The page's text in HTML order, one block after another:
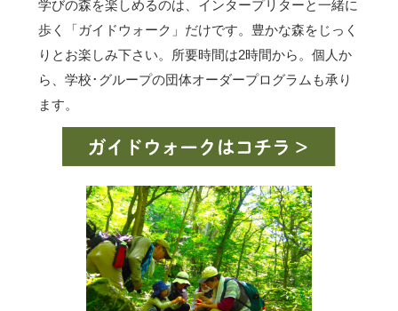
学びの森を楽しめるのは、インタープリターと一緒に
歩く「ガイドウォーク」だけです。豊かな森をじっく
りとお楽しみ下さい。所要時間は2時間から。個人か
ら、学校･グループの団体オーダープログラムも承り
ます。